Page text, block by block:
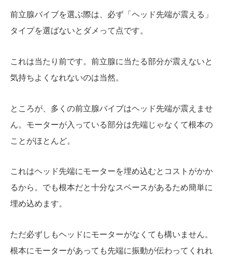
前立腺バイブを選ぶ際は、必ず「ヘッド先端が震える」
タイプを選ばないとダメって点です。
これは当たり前です。前立腺に当たる部分が震えないと
気持ちよくなれないのは当然。
ところが、多くの前立腺バイブはヘッド先端が震えませ
ん。モーターが入っている部分は先端じゃなくて根本の
ことがほとんど。
これはヘッド先端にモーターを埋め込むとコストがかか
るから。でも根本だと十分なスペースがあるため簡単に
埋め込めます。
ただ必ずしもヘッドにモーターがなくても構いません。
根本にモーターがあっても先端に振動が伝わってくれれ